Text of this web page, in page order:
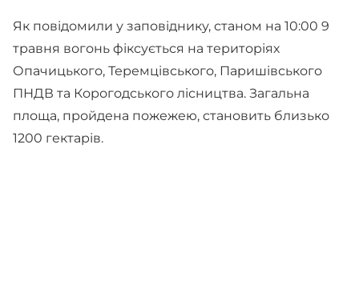
Як повідомили у заповіднику, станом на 10:00 9
травня вогонь фіксується на територіях
Опачицького, Теремцівського, Паришівського
ПНДВ та Корогодського лісництва. Загальна
площа, пройдена пожежею, становить близько
1200 гектарів.